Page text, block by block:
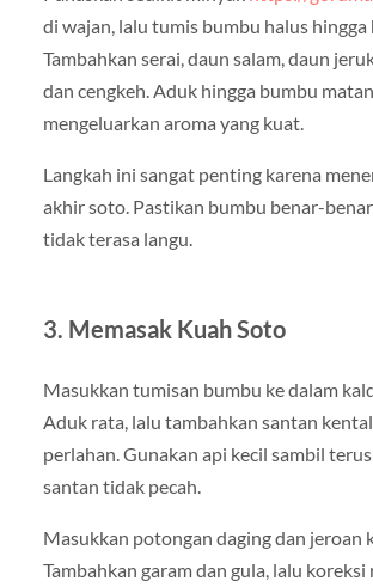
di wajan, lalu tumis bumbu halus hingga
Tambahkan serai, daun salam, daun
dan cengkeh. Aduk hingga bumbu
mengeluarkan aroma yang kuat.
Langkah ini sangat penting karena
akhir soto. Pastikan bumbu benar-
tidak terasa langu.
3. Memasak Kuah Soto
Masukkan tumisan bumbu ke dalam
Aduk rata, lalu tambahkan santan
perlahan. Gunakan api kecil sambil
santan tidak pecah.
Masukkan potongan daging dan jeroan
Tambahkan garam dan gula, lalu koreksi